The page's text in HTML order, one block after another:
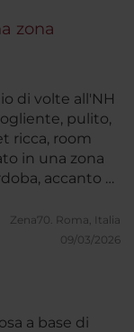
zona
di volte all'NH
pulito,
ricca, room
in una zona
accanto a
a zone
anche per
Zena70. Roma, Italia
09/03/2026
a base di